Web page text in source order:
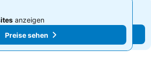
anzeigen
Preise sehen
anzeigen
Preise sehen